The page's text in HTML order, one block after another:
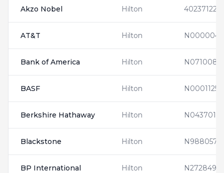
Akzo Nobel Hilton 402371223
AT&T Hilton N0000046
Bank of America Hilton N0710081
BASF Hilton N0001125
Berkshire Hathaway Hilton N0437015
Blackstone Hilton N9880578
BP International Hilton N2728493